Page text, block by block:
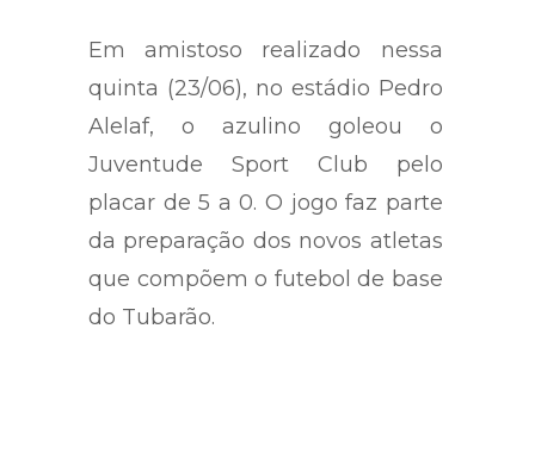
Em amistoso realizado nessa
quinta (23/06), no estádio Pedro
Alelaf, o azulino goleou o
Juventude Sport Club pelo
placar de 5 a 0. O jogo faz parte
da preparação dos novos atletas
que compõem o futebol de base
do Tubarão.